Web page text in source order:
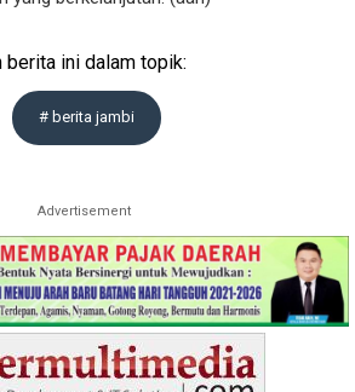
berita ini dalam topik:
# berita jambi
Advertisement